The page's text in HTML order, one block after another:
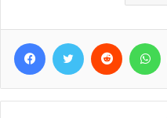
Facebook
Twitter Reddit